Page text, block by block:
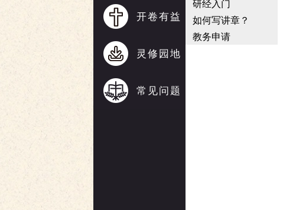
开卷有益
灵修园地
常见问题
研经入门
如何写讲章？
教务申请